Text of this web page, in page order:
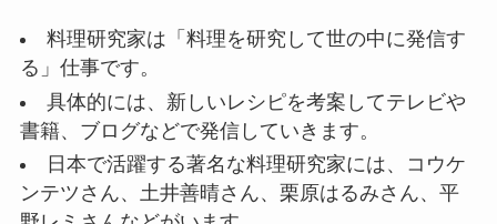
料理研究家は「料理を研究して世の中に発信す
る」仕事です。
具体的には、新しいレシピを考案してテレビや
書籍、ブログなどで発信していきます。
日本で活躍する著名な料理研究家には、コウケ
ンテツさん、土井善晴さん、栗原はるみさん、平